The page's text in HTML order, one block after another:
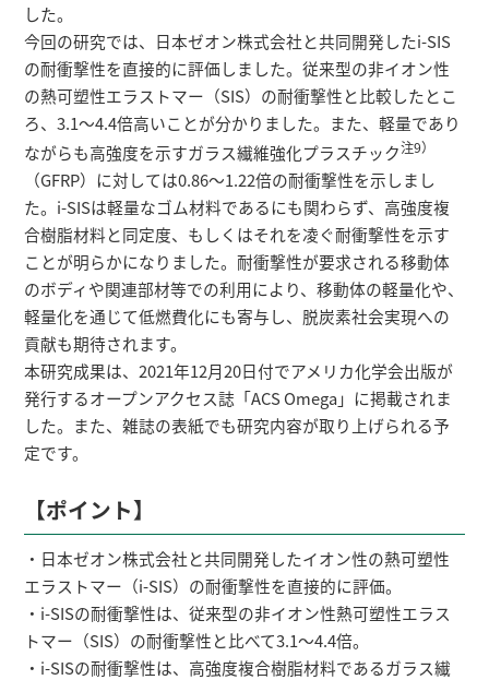
した。
今回の研究では、日本ゼオン株式会社と共同開発したi-SIS
の耐衝撃性を直接的に評価しました。従来型の非イオン性
の熱可塑性エラストマー（SIS）の耐衝撃性と比較したとこ
ろ、3.1～4.4倍高いことが分かりました。また、軽量であり
ながらも高強度を示すガラス繊維強化プラスチック注9）
（GFRP）に対しては0.86～1.22倍の耐衝撃性を示しまし
た。i-SISは軽量なゴム材料であるにも関わらず、高強度複
合樹脂材料と同定度、もしくはそれを凌ぐ耐衝撃性を示す
ことが明らかになりました。耐衝撃性が要求される移動体
のボディや関連部材等での利用により、移動体の軽量化や、
軽量化を通じて低燃費化にも寄与し、脱炭素社会実現への
貢献も期待されます。
本研究成果は、2021年12月20日付でアメリカ化学会出版が
発行するオープンアクセス誌「ACS Omega」に掲載されま
した。また、雑誌の表紙でも研究内容が取り上げられる予
定です。
【ポイント】
・日本ゼオン株式会社と共同開発したイオン性の熱可塑性
エラストマー（i-SIS）の耐衝撃性を直接的に評価。
・i-SISの耐衝撃性は、従来型の非イオン性熱可塑性エラス
トマー（SIS）の耐衝撃性と比べて3.1～4.4倍。
・i-SISの耐衝撃性は、高強度複合樹脂材料であるガラス繊